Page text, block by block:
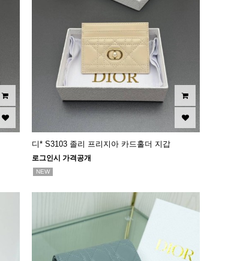
디* S3103 졸리 프리지아 카드홀더 지갑
로그인시 가격공개
NEW